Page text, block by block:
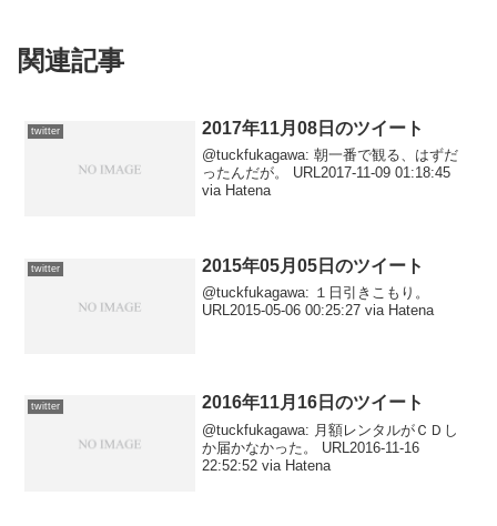
関連記事
twitter 2017年11月08日のツイート
@tuckfukagawa: 朝一番で観る、はずだ
ったんだが。 URL2017-11-09 01:18:45
via Hatena
twitter 2015年05月05日のツイート
@tuckfukagawa: １日引きこもり。
URL2015-05-06 00:25:27 via Hatena
twitter 2016年11月16日のツイート
@tuckfukagawa: 月額レンタルがＣＤし
か届かなかった。 URL2016-11-16
22:52:52 via Hatena